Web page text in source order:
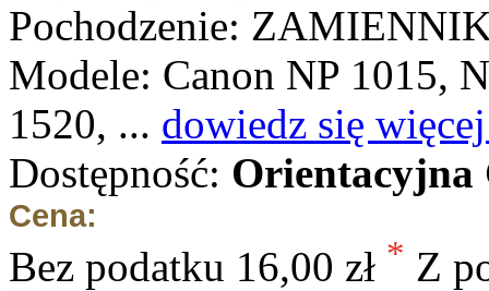
Pochodzenie:
Modele: Canon NP 1015,
1520, ... dowiedz się
Dostępność: Orientacyjna
Cena:
Bez podatku 16,00 zł * Z